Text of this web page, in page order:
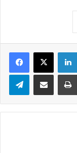
Telegram